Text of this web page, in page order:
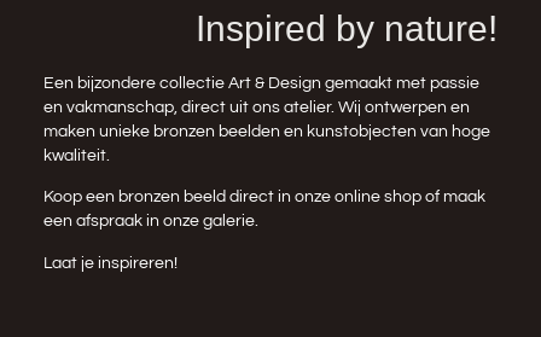
Inspired by nature!
Een bijzondere collectie Art & Design gemaakt met passie
en vakmanschap, direct uit ons atelier. Wij ontwerpen en
maken unieke bronzen beelden en kunstobjecten van hoge
kwaliteit.
Koop een bronzen beeld direct in onze online shopof maak
een afspraak in onze galerie.
Laat je inspireren!